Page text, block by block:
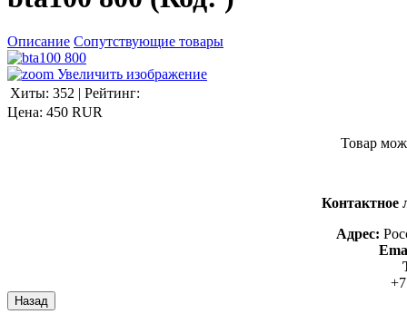
Описание Сопутствующие товары
Увеличить изображение
Хиты: 352 | Рейтинг:
Цена: 450 RUR
Товар
Контактное
Адрес: